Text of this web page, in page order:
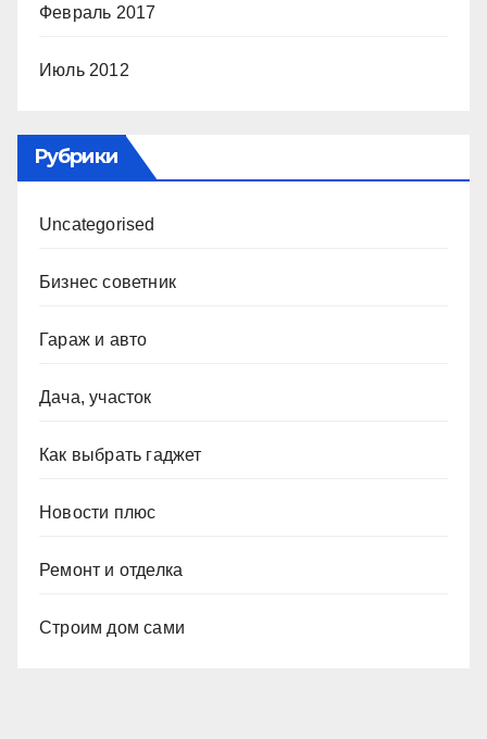
Февраль 2017
Июль 2012
Рубрики
Uncategorised
Бизнес советник
Гараж и авто
Дача, участок
Как выбрать гаджет
Новости плюс
Ремонт и отделка
Строим дом сами